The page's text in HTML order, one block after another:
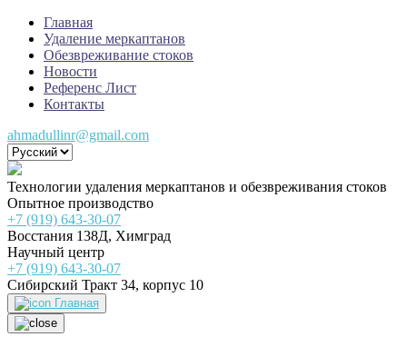
Главная
Удаление меркаптанов
Обезвреживание стоков
Новости
Референс Лист
Контакты
ahmadullinr@gmail.com
Технологии удаления меркаптанов и обезвреживания стоков
Опытное производство
+7 (919) 643-30-07
Восстания 138Д, Химград
Научный центр
+7 (919) 643-30-07
Сибирский Тракт 34, корпус 10
Главная